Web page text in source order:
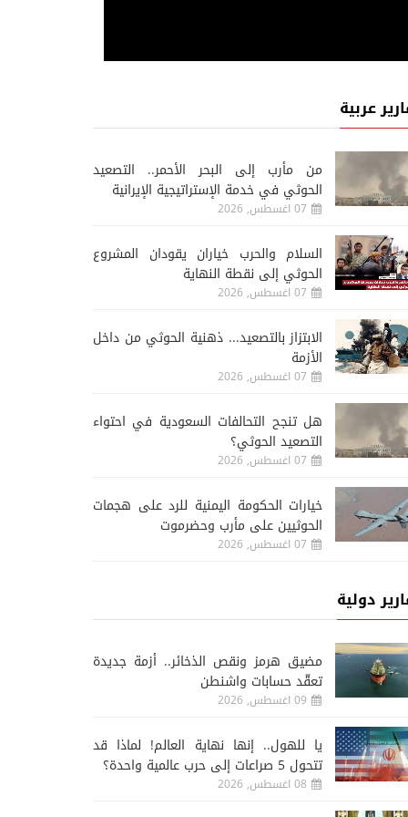
عربية
من مأرب إلى البحر الأحمر.. التصعيد
الحوثي في خدمة الإستراتيجية الإيرانية
07 اغسطس, 2026
السلام والحرب خياران يقودان المشروع
الحوثي إلى نقطة النهاية
07 اغسطس, 2026
الابتزاز بالتصعيد... ذهنية الحوثي من داخل
الأزمة
07 اغسطس, 2026
هل تنجح التحالفات السعودية في احتواء
التصعيد الحوثي؟
07 اغسطس, 2026
خيارات الحكومة اليمنية للرد على هجمات
الحوثيين على مأرب وحضرموت
07 اغسطس, 2026
دولية
مضيق هرمز ونقص الذخائر.. أزمة جديدة
تعقّد حسابات واشنطن
09 اغسطس, 2026
يا للهول.. إنها نهاية العالم! لماذا قد
تتحول 5 صراعات إلى حرب عالمية واحدة؟
08 اغسطس, 2026